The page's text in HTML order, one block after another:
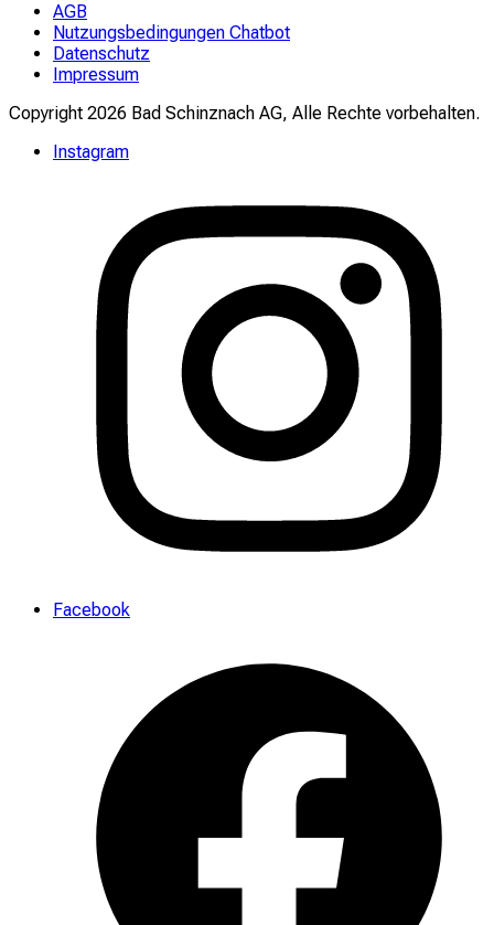
AGB
Nutzungsbedingungen Chatbot
Datenschutz
Impressum
Copyright 2026 Bad Schinznach AG, Alle Rechte vorbehalten.
Instagram
Facebook